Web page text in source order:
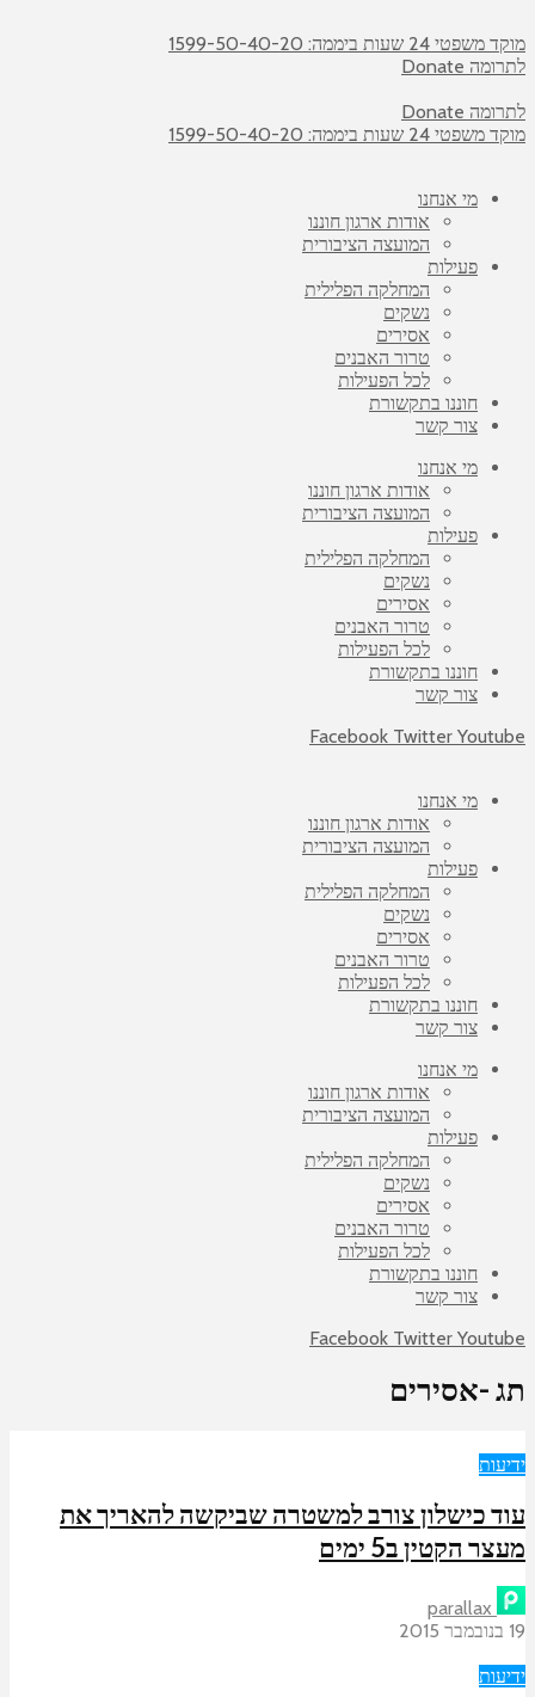
מוקד משפטי 24 שעות ביממה: 1599-50-40-20
לתרומה Donate
לתרומה Donate
מוקד משפטי 24 שעות ביממה: 1599-50-40-20
מי אנחנו
אודות ארגון חוננו
המועצה הציבורית
פעילות
המחלקה הפלילית
נשקים
אסירים
טרור האבנים
לכל הפעילות
חוננו בתקשורת
צור קשר
מי אנחנו
אודות ארגון חוננו
המועצה הציבורית
פעילות
המחלקה הפלילית
נשקים
אסירים
טרור האבנים
לכל הפעילות
חוננו בתקשורת
צור קשר
Facebook Twitter Youtube
מי אנחנו
אודות ארגון חוננו
המועצה הציבורית
פעילות
המחלקה הפלילית
נשקים
אסירים
טרור האבנים
לכל הפעילות
חוננו בתקשורת
צור קשר
מי אנחנו
אודות ארגון חוננו
המועצה הציבורית
פעילות
המחלקה הפלילית
נשקים
אסירים
טרור האבנים
לכל הפעילות
חוננו בתקשורת
צור קשר
Facebook Twitter Youtube
תג -אסירים
ידיעות
עוד כישלון צורב למשטרה שביקשה להאריך את
מעצר הקטין ב5 ימים
19 בנובמבר 2015
ידיעות